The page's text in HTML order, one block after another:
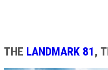
THE LANDMARK 81,